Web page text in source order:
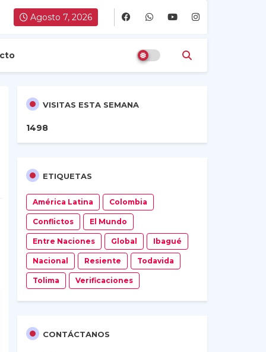
Agosto 7, 2026
VISITAS ESTA SEMANA
1498
ETIQUETAS
América Latina Colombia
Conflictos El Mundo
Entre Naciones Global Ibagué
Nacional Resiente Todavida
Tolima Verificaciones
CONTÁCTANOS